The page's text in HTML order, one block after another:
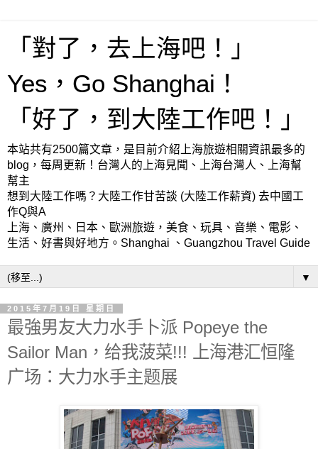
「對了，去上海吧！」
Yes，Go Shanghai！
「好了，到大陸工作吧！」
本站共有2500篇文章，是目前介紹上海旅遊相關資訊最多的
blog，每周更新！台灣人的上海見聞、上海台灣人、上海幫
幫主
想到大陸工作嗎？大陸工作甘苦談 (大陸工作薪資) 去中國工
作Q與A
上海、廣州、日本、歐洲旅遊，美食、玩具、音樂、電影、
生活、好書與好地方。Shanghai 、Guangzhou Travel Guide
▼
2015年7月19日 星期日
最強男友大力水手卜派 Popeye the
Sailor Man，给我菠菜!!! 上海港汇恒隆
广场：大力水手主题展